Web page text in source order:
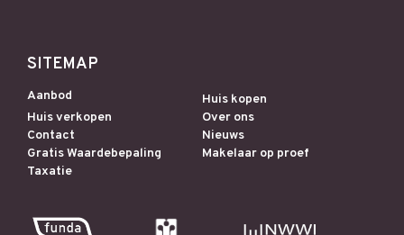
SITEMAP
Aanbod
Huis kopen
Huis verkopen
Over ons
Contact
Nieuws
Gratis Waardebepaling
Makelaar op proef
Taxatie